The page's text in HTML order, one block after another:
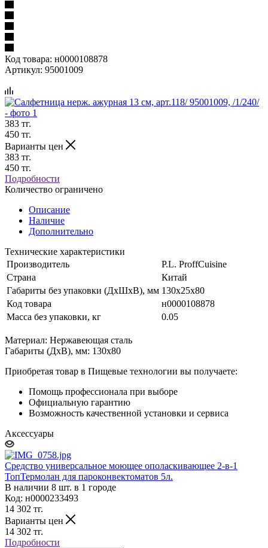
Код товара: н0000108878
Артикул: 95001009
383 тг.
450 тг.
Варианты цен
383 тг.
450 тг.
Подробности
Количество ограничено
Описание
Наличие
Дополнительно
Технические характеристики
Производитель
P.L. ProffСuisine
Страна
Китай
Габариты без упаковки (ДхШхВ), мм 130х25х80
Код товара
н0000108878
Масса без упаковки, кг
0.05
Материал: Нержавеющая сталь
Габариты (ДхВ), мм: 130х80
Приобретая товар в Пищевые технологии вы получаете:
Помощь профессионала при выборе
Официальную гарантию
Возможность качественной установки и сервиса
Аксессуары
Средство универсальное моющее ополаскивающее 2-в-1
ТопТермолан для пароконвектоматов 5л.
В наличии 8 шт. в 1 городе
Код: н0000233493
14 302 тг.
Варианты цен
14 302 тг.
Подробности